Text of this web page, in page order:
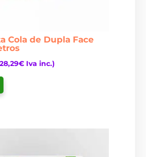
Cola de Dupla Face
28,29€ Iva inc.)